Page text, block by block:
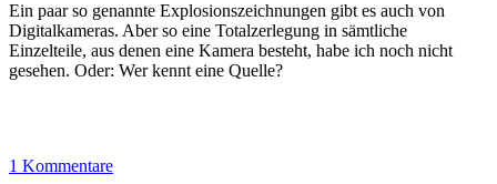
Ein paar so genannte Explosionszeichnungen gibt es auch von
Digitalkameras. Aber so eine Totalzerlegung in sämtliche
Einzelteile, aus denen eine Kamera besteht, habe ich noch nicht
gesehen. Oder: Wer kennt eine Quelle?
1 Kommentare